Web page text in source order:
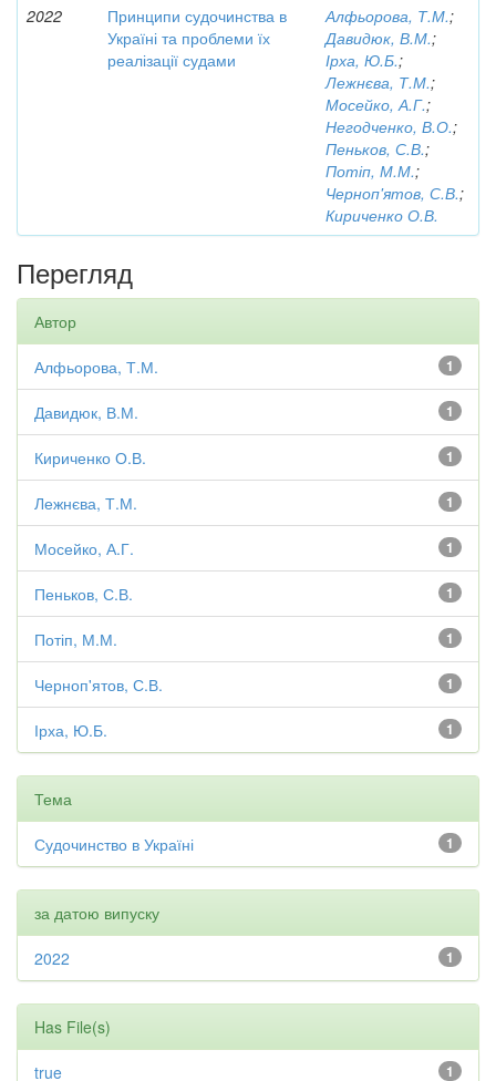
2022
Принципи судочинства в
Україні та проблеми їх
реалізації судами
Алфьорова, Т.М.;
Давидюк, В.М.;
Ірха, Ю.Б.;
Лежнєва, Т.М.;
Мосейко, А.Г.;
Негодченко, В.О.;
Пеньков, С.В.;
Потіп, М.М.;
Черноп'ятов, С.В.;
Кириченко О.В.
Перегляд
Автор
1
Алфьорова, Т.М.
1
Давидюк, В.М.
1
Кириченко О.В.
1
Лежнєва, Т.М.
1
Мосейко, А.Г.
1
Пеньков, С.В.
1
Потіп, М.М.
1
Черноп'ятов, С.В.
1
Ірха, Ю.Б.
Тема
1
Судочинство в Україні
за датою випуску
1
2022
Has File(s)
1
true